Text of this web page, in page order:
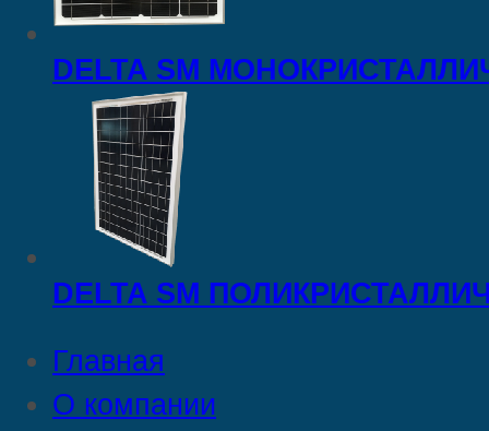
DELTA SM
DELTA SM
Главная
О компании